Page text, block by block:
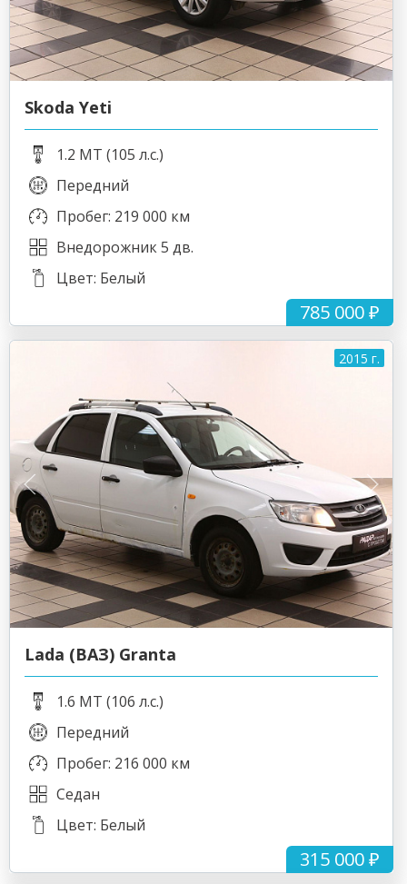
785 000 ₽
Skoda Yeti
1.2 MT (105 л.с.)
Передний
Пробег: 219 000 км
Внедорожник 5 дв.
Цвет: Белый
2015 г.
315 000 ₽
Lada (ВАЗ) Granta
1.6 MT (106 л.с.)
Передний
Пробег: 216 000 км
Седан
Цвет: Белый